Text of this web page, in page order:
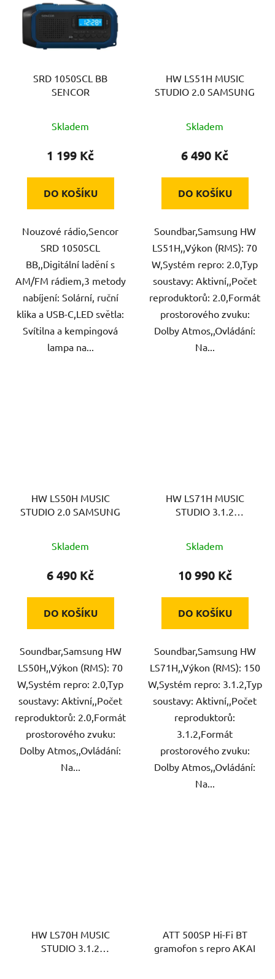
SRD 1050SCL BB
SENCOR
Skladem
1 199 Kč
DO KOŠÍKU
Nouzové rádio,Sencor
SRD 1050SCL
BB,,Digitální ladění s
AM/FM rádiem,3 metody
nabíjení: Solární, ruční
klika a USB-C,LED světla:
Svítilna a kempingová
lampa na...
HW LS51H MUSIC
STUDIO 2.0 SAMSUNG
Skladem
6 490 Kč
DO KOŠÍKU
Soundbar,Samsung HW
LS51H,,Výkon (RMS): 70
W,Systém repro: 2.0,Typ
soustavy: Aktivní,,Počet
reproduktorů: 2.0,Formát
prostorového zvuku:
Dolby Atmos,,Ovládání:
Na...
HW LS50H MUSIC
STUDIO 2.0 SAMSUNG
Skladem
6 490 Kč
DO KOŠÍKU
Soundbar,Samsung HW
LS50H,,Výkon (RMS): 70
W,Systém repro: 2.0,Typ
soustavy: Aktivní,,Počet
reproduktorů: 2.0,Formát
prostorového zvuku:
Dolby Atmos,,Ovládání:
Na...
HW LS71H MUSIC
STUDIO 3.1.2
Skladem
10 990 Kč
DO KOŠÍKU
Soundbar,Samsung HW
LS71H,,Výkon (RMS): 150
W,Systém repro: 3.1.2,Typ
soustavy: Aktivní,,Počet
reproduktorů:
3.1.2,Formát
prostorového zvuku:
Dolby Atmos,,Ovládání:
Na...
HW LS70H MUSIC
STUDIO 3.1.2
ATT 500SP Hi-Fi BT
gramofon s repro AKAI